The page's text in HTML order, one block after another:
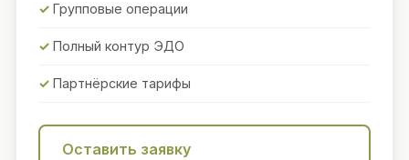
Групповые операции
Полный контур ЭДО
Партнёрские тарифы
Оставить заявку